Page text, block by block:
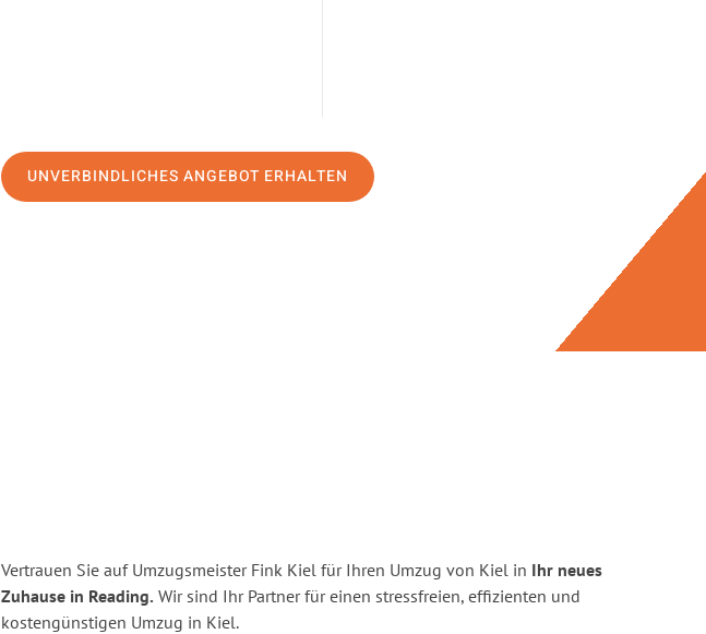
UNVERBINDLICHES ANGEBOT ERHALTEN
Vertrauen Sie auf Umzugsmeister Fink Kiel für Ihren Umzug von Kiel in Ihr neues
Zuhause in Reading. Wir sind Ihr Partner für einen stressfreien, effizienten und
kostengünstigen Umzug in Kiel.